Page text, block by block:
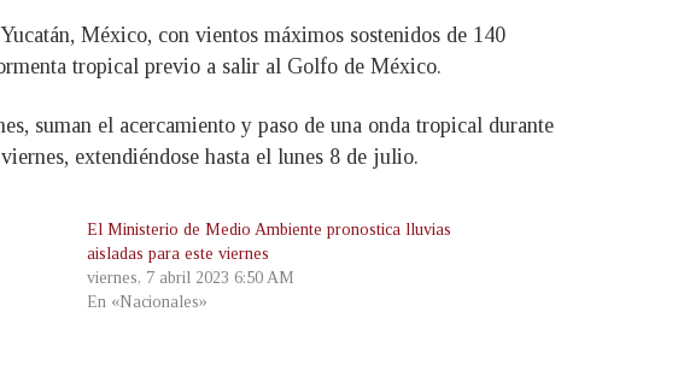
México, con vientos máximos sostenidos de 140
tropical previo a salir al Golfo de México.
suman el acercamiento y paso de una onda tropical durante
extendiéndose hasta el lunes 8 de julio.
El Ministerio de Medio Ambiente pronostica lluvias
aisladas para este viernes
viernes, 7 abril 2023 6:50 AM
En «Nacionales»